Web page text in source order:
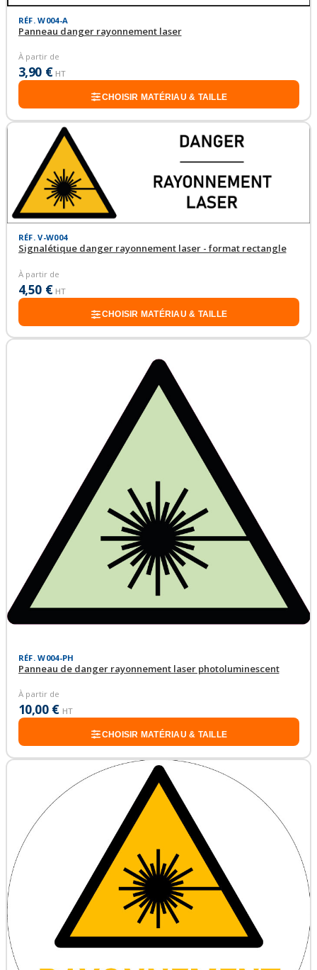
RÉF. W004-A
Panneau danger rayonnement laser
À partir de
3,90 € HT
CHOISIR MATÉRIAU & TAILLE
RÉF. V-W004
Signalétique danger rayonnement laser - format rectangle
À partir de
4,50 € HT
CHOISIR MATÉRIAU & TAILLE
RÉF. W004-PH
Panneau de danger rayonnement laser photoluminescent
À partir de
10,00 € HT
CHOISIR MATÉRIAU & TAILLE